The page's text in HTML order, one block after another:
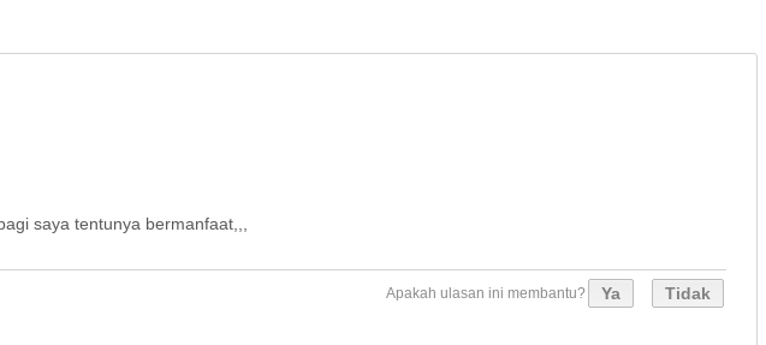
saya tentunya bermanfaat,,,
Apakah ulasan ini membantu? Ya Tidak